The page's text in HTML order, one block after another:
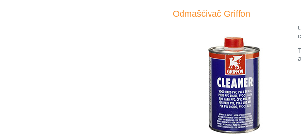
Odmašćivač Griffon